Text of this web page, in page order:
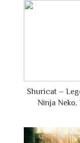
Shuricat –
Ninja Neko,